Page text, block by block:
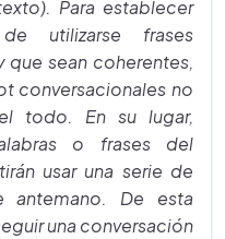
Para establecer
utilizarse frases
sean coherentes,
conversacionales no
todo. En su lugar,
o frases del
usar una serie de
antemano. De esta
una conversación